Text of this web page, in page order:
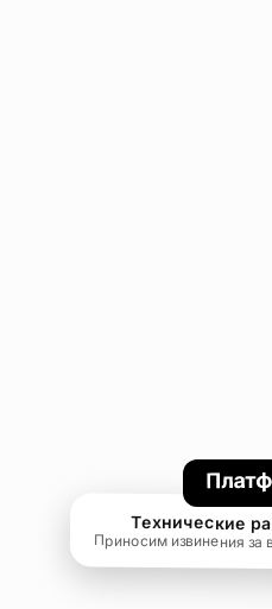
Технические
Приносим извинения